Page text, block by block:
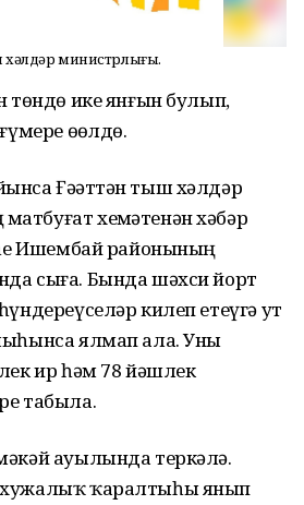
хәлдәр министрлығы.
төндө ике янғын булып,
өҙөлдө.
Ғәҙәттән тыш хәлдәр
хеҙмәтенән хәбәр
Ишембай районының
сыға. Бында шәхси йорт
килеп етеүгә ут
ялмап ала. Уны
ир һәм 78 йәшлек
табыла.
ауылында теркәлә.
ҡаралтыһы янып